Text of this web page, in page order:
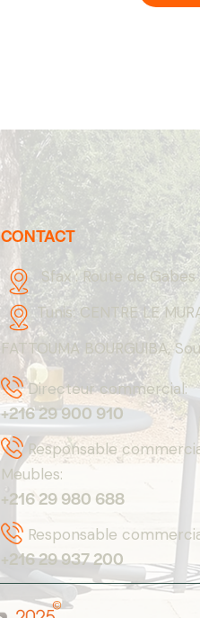
CONTACT
Sfax : Route de
Tunis: CENTRE LE
FATTOUMA BOURGUIBA,
Directeur commercial:
+216 29 900 910
Responsable
Meubles:
+216 29 980 688
Responsable
+216 29 937 200